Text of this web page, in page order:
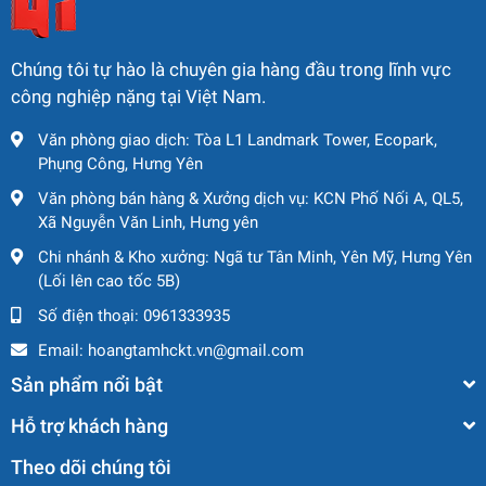
Zalo : 0961333935
Facebook:
https://www.facebook.com/hoangtamgroup/
Tiktok:
https://www.tiktok.com/@hoangtamgroup
Instagram:
YouTube:www.youtube.com/@HOÀNGTÂMGROUP
Website:
www.hoangtamgroup.com
Chúng tôi tự hào là chuyên gia hàng đầu trong lĩnh vực
công nghiệp nặng tại Việt Nam.
Văn phòng giao dịch: Tòa L1 Landmark Tower, Ecopark,
Phụng Công, Hưng Yên
Văn phòng bán hàng & Xưởng dịch vụ: KCN Phố Nối A, QL5,
Xã Nguyễn Văn Linh, Hưng yên
Chi nhánh & Kho xưởng: Ngã tư Tân Minh, Yên Mỹ, Hưng Yên
(Lối lên cao tốc 5B)
Số điện thoại: 0961333935
Email: hoangtamhckt.vn@gmail.com
Sản phẩm nổi bật
Hỗ trợ khách hàng
Theo dõi chúng tôi